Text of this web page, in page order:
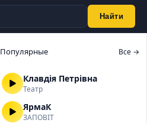
Найти
Популярные Все →
Клавдія Петрівна
Театр
ЯрмаК
ЗАПОВІТ